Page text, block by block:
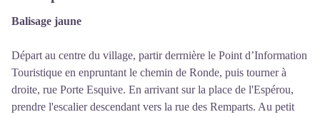
Balisage jaune
Départ au centre du village, partir derrnière le Point d’Information
Touristique en enpruntant le chemin de Ronde, puis tourner à
droite, rue Porte Esquive. En arrivant sur la place de l'Espérou,
prendre l'escalier descendant vers la rue des Remparts. Au petit